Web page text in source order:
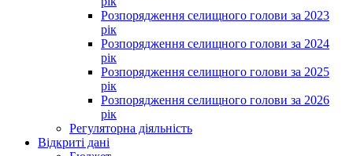
Розпорядження селищного голови за 2023
рік
Розпорядження селищного голови за 2024
рік
Розпорядження селищного голови за 2025
рік
Розпорядження селищного голови за 2026
рік
Регуляторна діяльність
Відкриті дані